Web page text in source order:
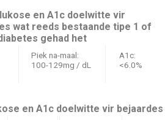
en A1c doelwitte vir
wat reeds bestaande tipe 1 of
gehad het
Piek na-maal:
100-129mg / dL
A1c:
<6.0%
en A1c doelwitte vir bejaardes